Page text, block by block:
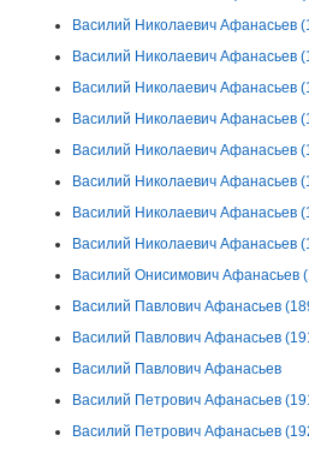
Василий Николаевич Афанасьев
Василий Николаевич Афанасьев
Василий Николаевич Афанасьев
Василий Николаевич Афанасьев
Василий Николаевич Афанасьев
Василий Николаевич Афанасьев
Василий Николаевич Афанасьев
Василий Николаевич Афанасьев
Василий Онисимович Афанасьев
Василий Павлович Афанасьев
Василий Павлович Афанасьев
Василий Павлович Афанасьев
Василий Петрович Афанасьев
Василий Петрович Афанасьев